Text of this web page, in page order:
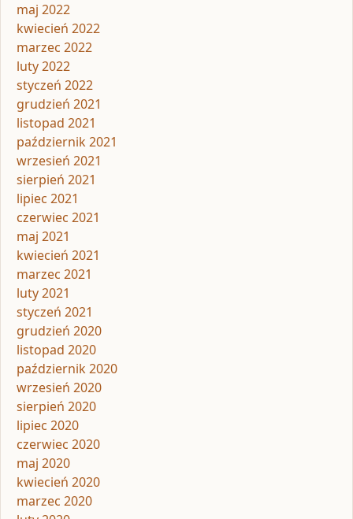
maj 2022
kwiecień 2022
marzec 2022
luty 2022
styczeń 2022
grudzień 2021
listopad 2021
październik 2021
wrzesień 2021
sierpień 2021
lipiec 2021
czerwiec 2021
maj 2021
kwiecień 2021
marzec 2021
luty 2021
styczeń 2021
grudzień 2020
listopad 2020
październik 2020
wrzesień 2020
sierpień 2020
lipiec 2020
czerwiec 2020
maj 2020
kwiecień 2020
marzec 2020